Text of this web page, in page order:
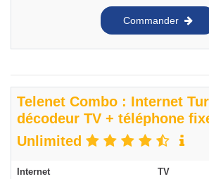
Commander
Telenet Combo : Internet
décodeur TV + téléphone
Unlimited
Internet
TV